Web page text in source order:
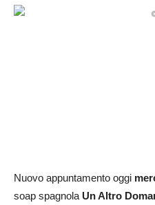
Nuovo appuntamento oggi
soap spagnola Un Altro